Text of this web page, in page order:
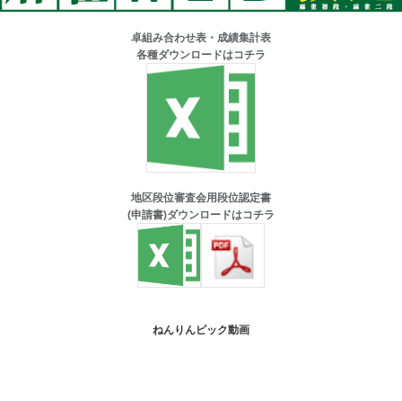
卓組み合わせ表・成績集計表
各種ダウンロードはコチラ
地区段位審査会用段位認定書
(申請書)ダウンロードはコチラ
ねんりんピック動画